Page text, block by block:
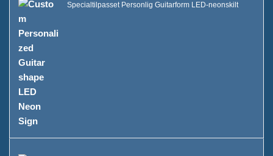
Specialtilpasset Personlig Guitarform LED-neonskilt